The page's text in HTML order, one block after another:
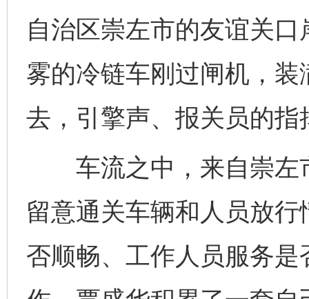
自治区崇左市的友谊关
雾的冷链车刚过闸机，
去，引擎声、报关员的指
车流之中，来自崇左
留意通关车辆和人员放
否顺畅、工作人员服务